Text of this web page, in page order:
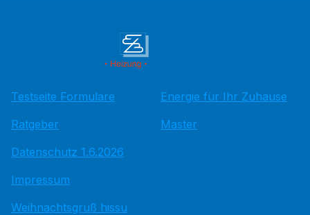
Testseite Formulare
Ratgeber
Datenschutz 1.6.2026
Impressum
Weihnachtsgruß hissu
Energie für Ihr Zuhause
Master